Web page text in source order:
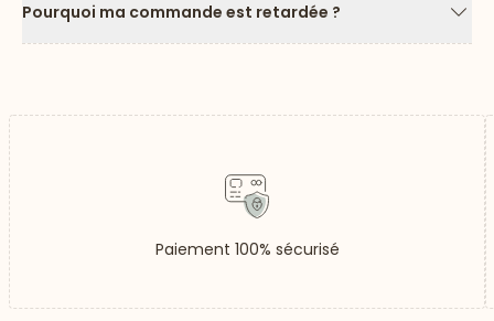
Pourquoi ma commande est retardée ?
Paiement 100% sécurisé